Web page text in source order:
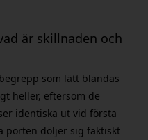
är skillnaden och
som lätt blandas
heller, eftersom de
identiska ut vid första
porten döljer sig faktiskt